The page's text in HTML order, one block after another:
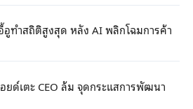
ทำสถิติสูงสุด หลัง AI พลิกโฉมการค้า
ด์เตะ CEO ล้ม จุดกระแสการพัฒนา